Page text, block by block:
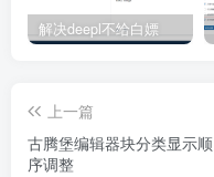
解决deepl不给白嫖
上一篇
古腾堡编辑器块分类显示顺
序调整